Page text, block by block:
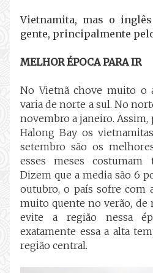
Vietnamita, mas o
gente, principalmente
MELHOR ÉPOCA PARA IR
No Vietnã chove muito o
varia de norte a sul. No
novembro a janeiro. Assim,
Halong Bay os
setembro são os
esses meses costumam
Dizem que a media são 6
outubro, o país sofre com
muito quente no verão, de
evite a região nessa
exatamente essa a alta
região central.